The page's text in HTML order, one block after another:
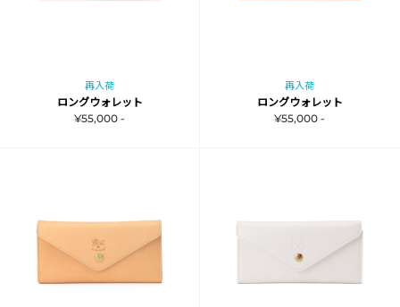
再入荷
ロングウォレット
¥55,000 -
再入荷
ロングウォレット
¥55,000 -